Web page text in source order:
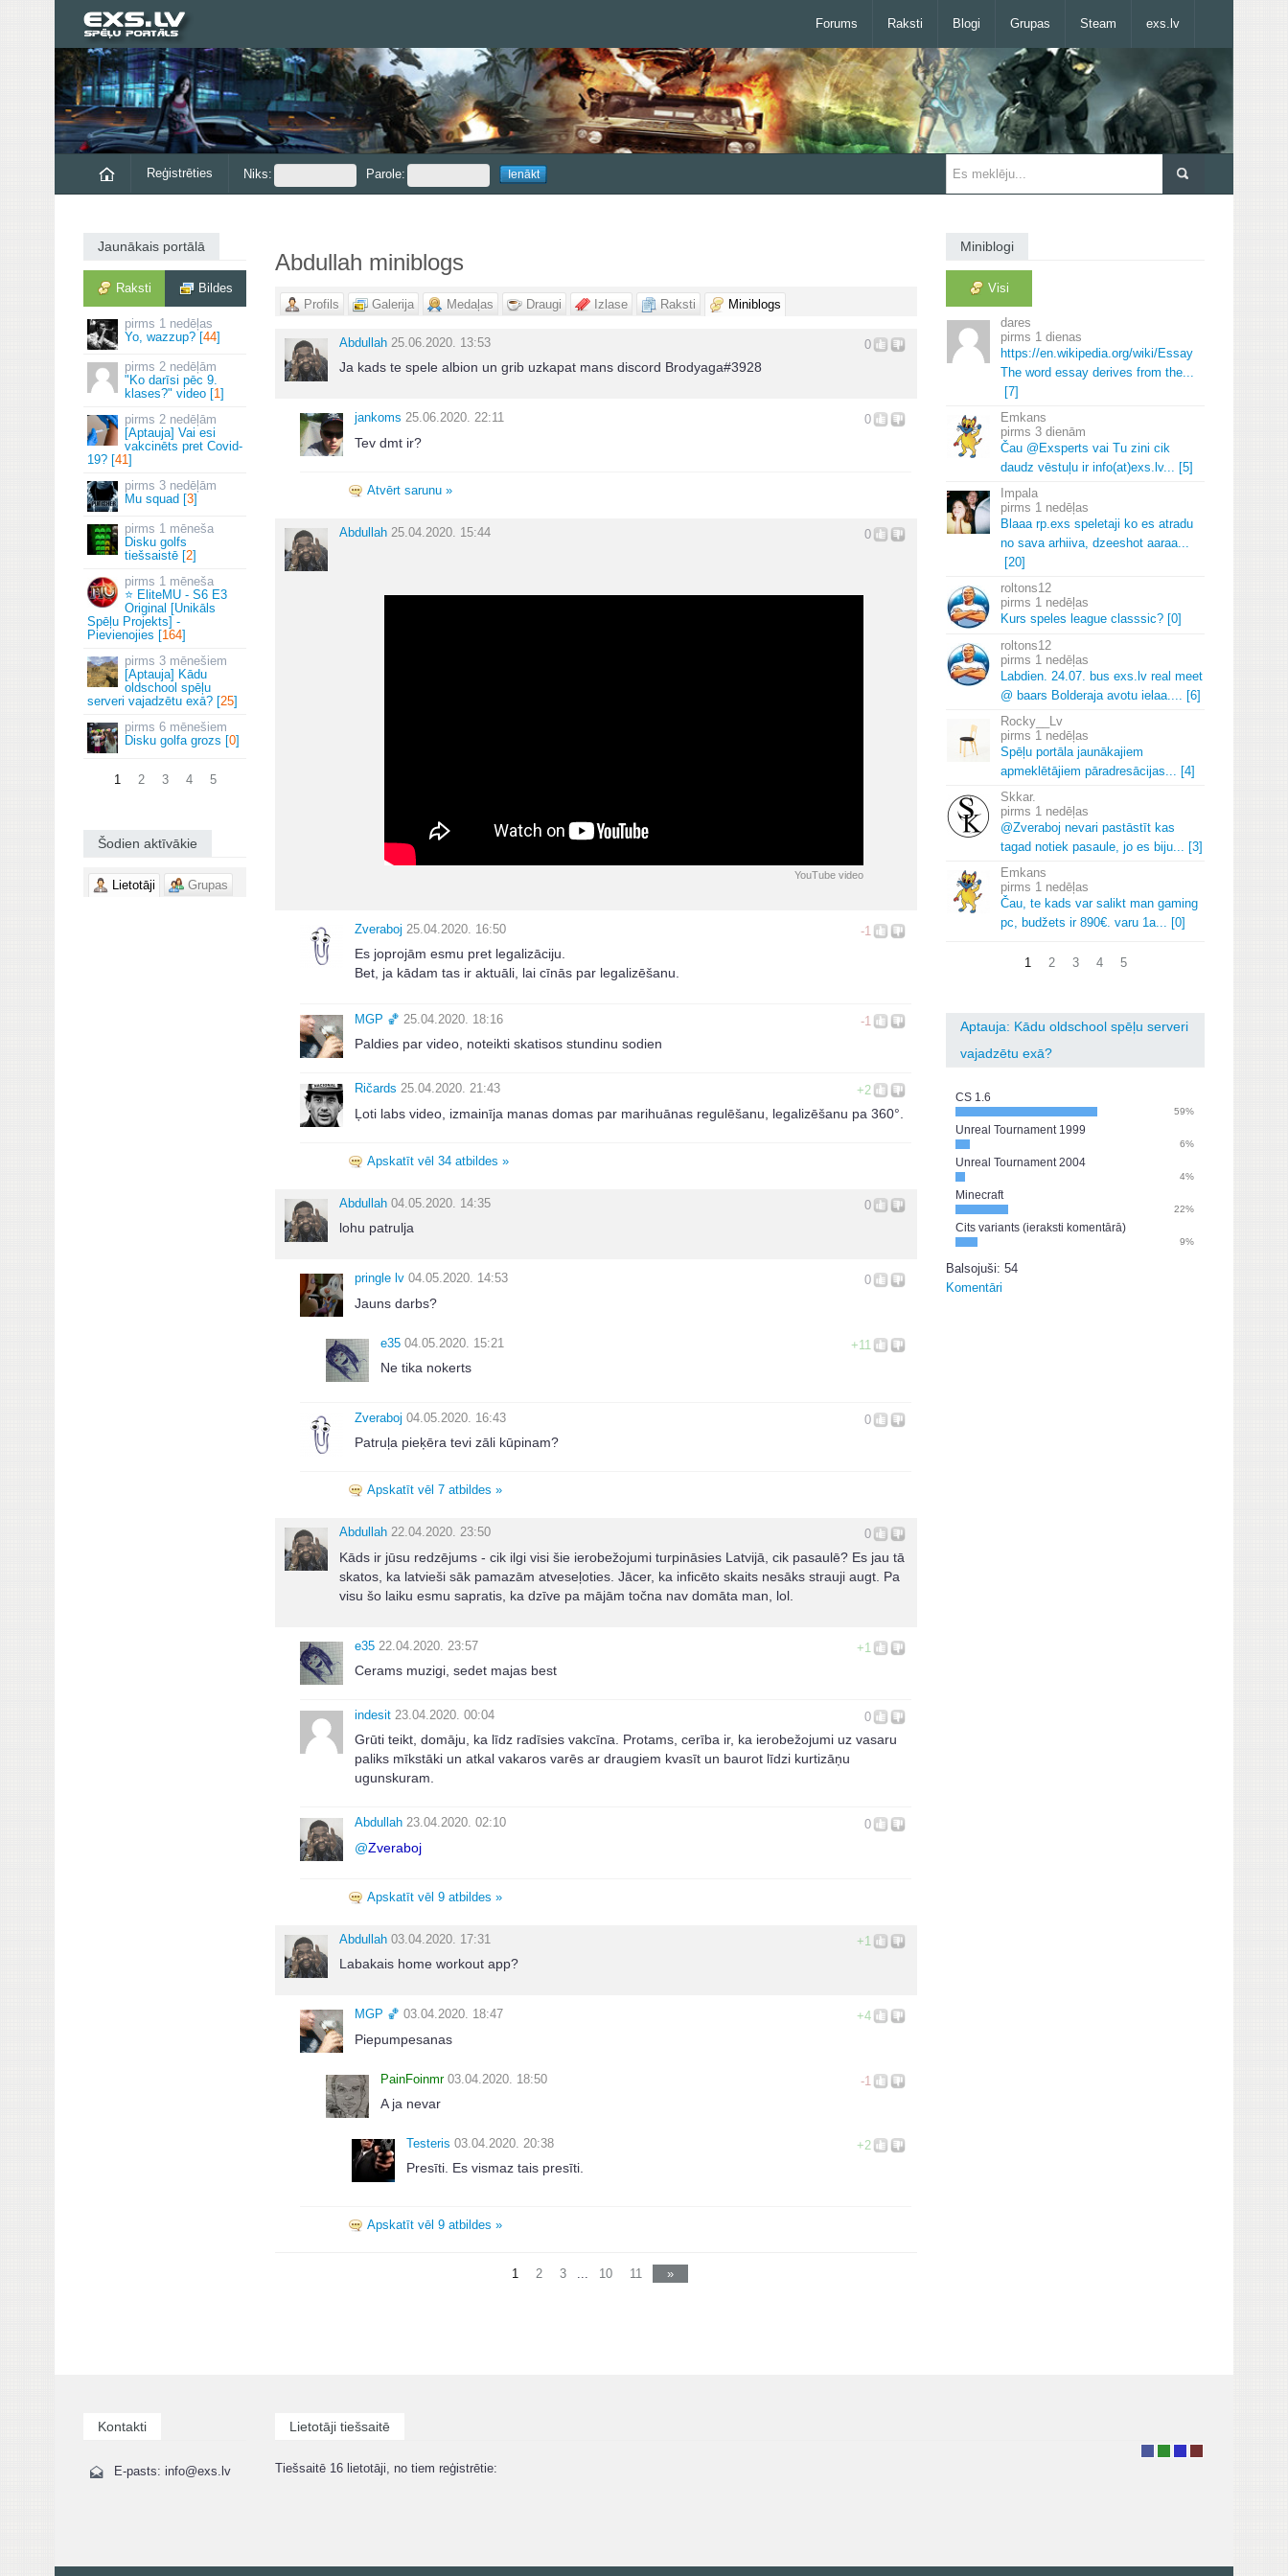
Forums Raksti Blogi Grupas Steam exs.lv
Reģistrēties Niks: Parole:
Jaunākais portālā
Raksti Bildes
1 nedēļas
Yo, wazzup? [44]
2 nedēļām
"Ko darīsi pēc 9.
klases?" video [1]
2 nedēļām
[Aptauja] Vai esi
vakcinēts pret Covid-
19? [41]
3 nedēļām
Mu squad [3]
1 mēneša
Disku golfs
tiešsaistē [2]
1 mēneša
⭐ EliteMU - S6 E3
Original [Unikāls
Spēļu Projekts] -
Pievienojies [164]
3 mēnešiem
[Aptauja] Kādu
oldschool spēļu
serveri vajadzētu exā? [25]
6 mēnešiem
Disku golfa grozs [0]
1 2 3 4 5
Šodien aktīvākie
Lietotāji Grupas
Abdullah miniblogs
Profils Galerija Medaļas Draugi Izlase Raksti Miniblogs
0
Abdullah 25.06.2020. 13:53
Ja kads te spele albion un grib uzkapat mans discord Brodyaga#3928
0
jankoms 25.06.2020. 22:11
Tev dmt ir?
Atvērt sarunu »
0
Abdullah 25.04.2020. 15:44
YouTube video
-1
Zveraboj 25.04.2020. 16:50
Es joprojām esmu pret legalizāciju.
Bet, ja kādam tas ir aktuāli, lai cīnās par legalizēšanu.
-1
MGΡ 🏀 25.04.2020. 18:16
Paldies par video, noteikti skatisos stundinu sodien
+2
Ričards 25.04.2020. 21:43
Ļoti labs video, izmainīja manas domas par marihuānas regulēšanu, legalizēšanu pa 360°.
Apskatīt vēl 34 atbildes »
0
Abdullah 04.05.2020. 14:35
lohu patrulja
0
pringle lv 04.05.2020. 14:53
Jauns darbs?
+11
e35 04.05.2020. 15:21
Ne tika nokerts
0
Zveraboj 04.05.2020. 16:43
Patruļa pieķēra tevi zāli kūpinam?
Apskatīt vēl 7 atbildes »
0
Abdullah 22.04.2020. 23:50
Kāds ir jūsu redzējums - cik ilgi visi šie ierobežojumi turpināsies Latvijā, cik pasaulē? Es jau tā
skatos, ka latvieši sāk pamazām atveseļoties. Jācer, ka inficēto skaits nesāks strauji augt. Pa
visu šo laiku esmu sapratis, ka dzīve pa mājām točna nav domāta man, lol.
+1
e35 22.04.2020. 23:57
Cerams muzigi, sedet majas best
0
indesit 23.04.2020. 00:04
Grūti teikt, domāju, ka līdz radīsies vakcīna. Protams, cerība ir, ka ierobežojumi uz vasaru
paliks mīkstāki un atkal vakaros varēs ar draugiem kvasīt un baurot līdzi kurtizāņu
ugunskuram.
0
Abdullah 23.04.2020. 02:10
@Zveraboj
Apskatīt vēl 9 atbildes »
+1
Abdullah 03.04.2020. 17:31
Labakais home workout app?
+4
MGΡ 🏀 03.04.2020. 18:47
Piepumpesanas
-1
PainFoinmr 03.04.2020. 18:50
A ja nevar
+2
Testeris 03.04.2020. 20:38
Presīti. Es vismaz tais presīti.
Apskatīt vēl 9 atbildes »
1 2 3 10 11 »
Miniblogi
Visi
dares
1 dienas
https://en.wikipedia.org/wiki/Essay
The word essay derives from the...
[7]
Emkans
3 dienām
Čau @Exsperts vai Tu zini cik
daudz vēstuļu ir info(at)exs. lv... [5]
Impala
1 nedēļas
Blaaa rp.exs speletaji ko es atradu
no sava arhiiva, dzeeshot aaraa...
[20]
roltons12
1 nedēļas
Kurs speles league classsic? [0]
roltons12
1 nedēļas
Labdien. 24.07. bus exs. lv real meet
@ baars Bolderaja avotu ielaa.... [6]
Rocky__Lv
1 nedēļas
Spēļu portāla jaunākajiem
apmeklētājiem pāradresācijas... [4]
Skkar.
1 nedēļas
@Zveraboj nevari pastāstīt kas
tagad notiek pasaule, jo es biju... [3]
Emkans
1 nedēļas
Čau, te kads var salikt man gaming
pc, budžets ir 890€. varu 1a... [0]
1 2 3 4 5
Aptauja: Kādu oldschool spēļu serveri
vajadzētu exā?
CS 1.6
59%
Unreal Tournament 1999
6%
Unreal Tournament 2004
4%
Minecraft
22%
Cits variants (ieraksti komentārā)
9%
Balsojuši: 54
Komentāri
Kontakti
E-pasts: info@exs.lv
Lietotāji tiešsaitē
Tiešsaitē 16 lietotāji, no tiem reģistrētie: